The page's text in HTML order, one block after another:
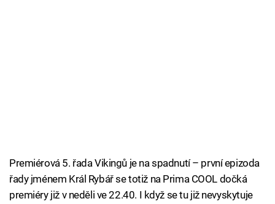
Premiérová 5. řada Vikingů je na spadnutí – první epizoda
řady jménem Král Rybář se totiž na Prima COOL dočká
premiéry již v neděli ve 22.40. I když se tu již nevyskytuje